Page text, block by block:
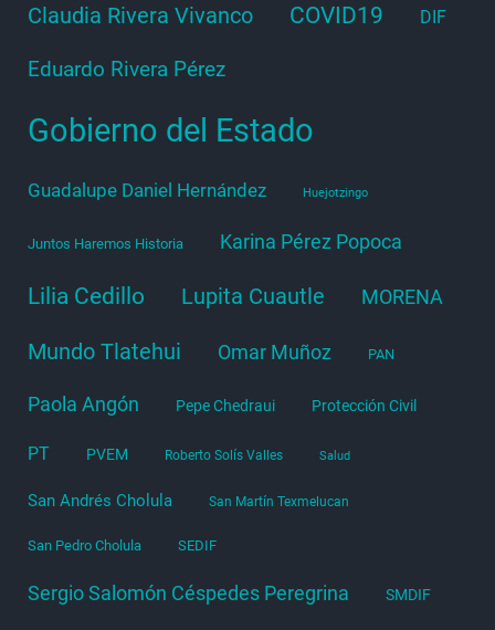
Claudia Rivera Vivanco COVID19 DIF
Eduardo Rivera Pérez
Gobierno del Estado
Guadalupe Daniel Hernández Huejotzingo
Juntos Haremos Historia Karina Pérez Popoca
Lilia Cedillo Lupita Cuautle MORENA
Mundo Tlatehui Omar Muñoz PAN
Paola Angón Pepe Chedraui Protección Civil
PT PVEM Roberto Solís Valles Salud
San Andrés Cholula San Martín Texmelucan
San Pedro Cholula SEDIF
Sergio Salomón Céspedes Peregrina SMDIF